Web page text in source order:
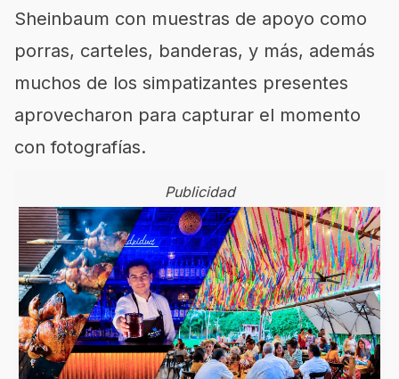
Sheinbaum con muestras de apoyo como
porras, carteles, banderas, y más, además
muchos de los simpatizantes presentes
aprovecharon para capturar el momento
con fotografías.
Publicidad